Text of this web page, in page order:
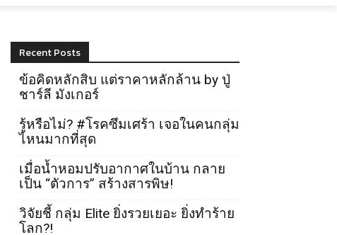
Recent Posts
ข้อคิดหลักสิบ แต่ราคาหลักล้าน by ปู่
ชาร์ลี มังเกอร์
รู้หรือไม่? #โรคซึมเศร้า เจอในคนกลุ่ม
ไหนมากที่สุด
เมื่อน้ำหอมปรับอากาศในบ้าน กลาย
เป็น “ตัวการ” สร้างสารพิษ!
วิจัยชี้ กลุ่ม Elite ยิ่งรวยเยอะ ยิ่งทำร้าย
โลก?!